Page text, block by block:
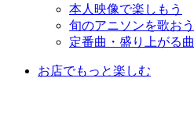
本人映像で楽しもう
旬のアニソンを歌おう
定番曲・盛り上がる曲
お店でもっと楽しむ